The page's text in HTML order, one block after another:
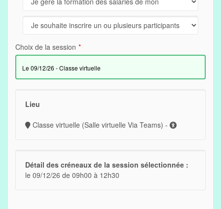
Choix de la session
le 09/12/26 - Classe virtuelle
Lieu
Classe virtuelle (Salle virtuelle Via Teams) -
Détail des créneaux de la session sélectionnée :
le 09/12/26 de 09h00 à 12h30